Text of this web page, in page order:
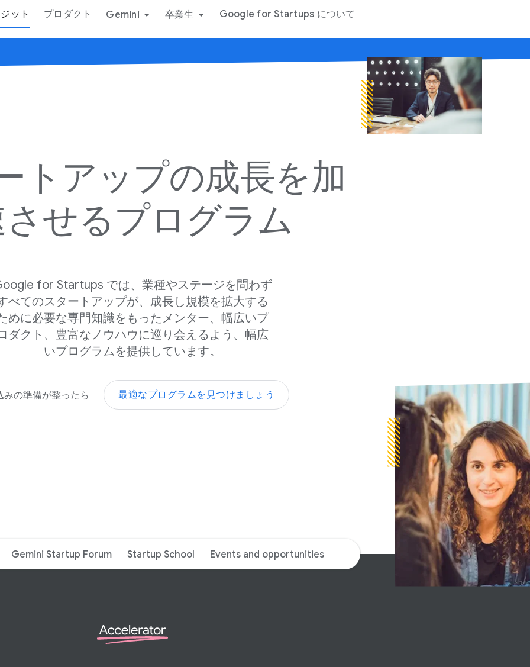
ット プロダクト Gemini 卒業生 Google for Startups に​ついて
トアップの​成長を​加
せる​プログラム
for Startups では、​業種や​ステージを​問わず​
べての​スタートアップが、​成長し規模を​拡大する​
めに​必要な​専門知識を​もった​メンター、​幅広い​プ
ダクト、​豊富な​ノウハウに​巡り会える​よう、​幅広
い​プログラムを​提供しています。
みの​準備が​整ったら 最適な​プログラムを​見つけましょう
Gemini Startup Forum Startup School Events and opportunities